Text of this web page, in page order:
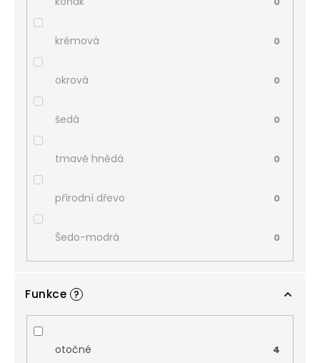
krémová 0
okrová 0
šedá 0
tmavě hnědá 0
přírodní dřevo 0
Šedo-modrá 0
Funkce ?
otočné 4